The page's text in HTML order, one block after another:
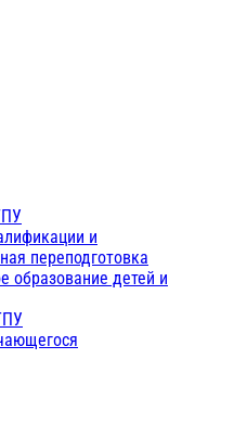
и
переподготовка
образование детей и